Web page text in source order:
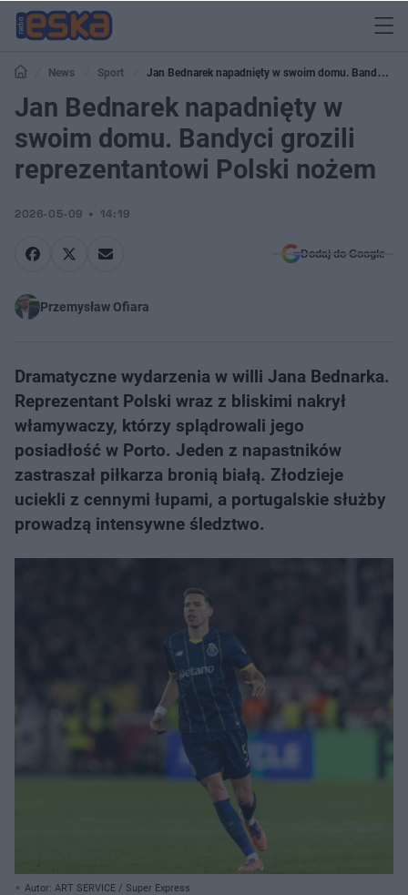
News Sport
Jan Bednarek napadnięty w swoim domu. Bandyci
grozili reprezentantowi Polski nożem
Jan Bednarek napadnięty w
swoim domu. Bandyci grozili
reprezentantowi Polski nożem
2026-05-09 14:19
Dodaj do Google
Przemysław Ofiara
Dramatyczne wydarzenia w willi Jana Bednarka.
Reprezentant Polski wraz z bliskimi nakrył
włamywaczy, którzy splądrowali jego
posiadłość w Porto. Jeden z napastników
zastraszał piłkarza bronią białą. Złodzieje
uciekli z cennymi łupami, a portugalskie służby
prowadzą intensywne śledztwo.
Autor: ART SERVICE / Super Express